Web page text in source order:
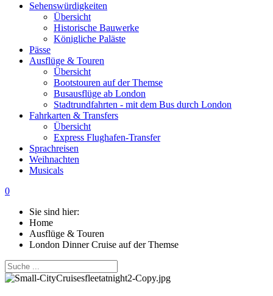
Sehenswürdigkeiten
Übersicht
Historische Bauwerke
Königliche Paläste
Pässe
Ausflüge & Touren
Übersicht
Bootstouren auf der Themse
Busausflüge ab London
Stadtrundfahrten - mit dem Bus durch London
Fahrkarten & Transfers
Übersicht
Express Flughafen-Transfer
Sprachreisen
Weihnachten
Musicals
0
Sie sind hier:
Home
Ausflüge & Touren
London Dinner Cruise auf der Themse